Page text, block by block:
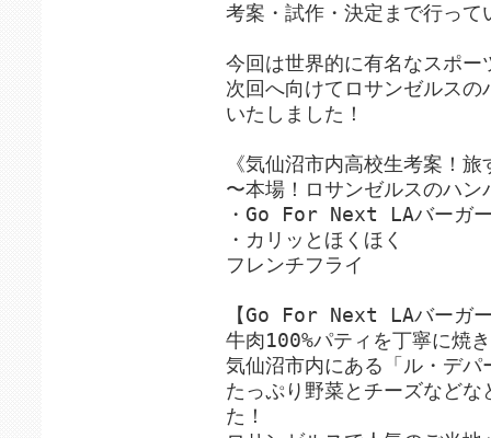
考案・試作・決定まで行って
今回は世界的に有名なスポー
次回へ向けてロサンゼルス
いたしました！
《気仙沼市内高校生考案！
〜本場！ロサンゼルスのハン
・Go For Next LAバーガ
・カリッとほくほく
フレンチフライ
【Go For Next LAバーガ
牛肉100%パティを丁寧に焼
気仙沼市内にある「ル・デパ
たっぷり野菜とチーズなど
た！